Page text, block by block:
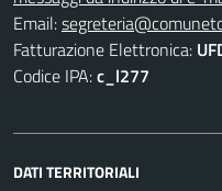
Email:
Fatturazione Elettronica:
Codice IPA:c_l277
DATI TERRITORIALI